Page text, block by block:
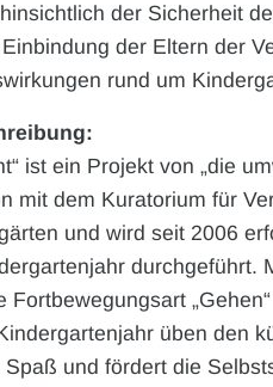
der Sicherheit
der Eltern der
rund um
ist ein Projekt von „die
mit dem Kuratorium für
und wird seit 2006
durchgeführt.
Fortbewegungsart
üben den
Spaß und fördert die